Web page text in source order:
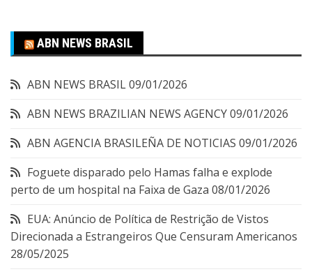
ABN NEWS BRASIL
ABN NEWS BRASIL09/01/2026
ABN NEWS BRAZILIAN NEWS AGENCY09/01/2026
ABN AGENCIA BRASILEÑA DE NOTICIAS 09/01/2026
Foguete disparado pelo Hamas falha e explode
perto de um hospital na Faixa de Gaza 08/01/2026
EUA: Anúncio de Política de Restrição de Vistos
Direcionada a Estrangeiros Que Censuram Americanos
28/05/2025